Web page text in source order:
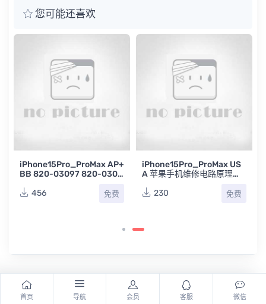
您可能还喜欢
iPhone15Pro_ProMax AP+
BB 820-03097 820-0308
456
免费
iPhone15Pro_ProMax US
A 苹果手机维修电路原理图
230
免费
首页 导航 会员 客服 微信